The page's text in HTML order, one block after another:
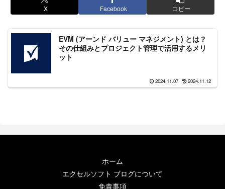
X Facebook コピー
EVM (アーンド バリュー マネジメント) とは？
その仕組みとプロジェクト管理で活用するメリ
ット
2024.11.07 2024.11.12
ホーム
エクセルソフト ブログについて
免責事項